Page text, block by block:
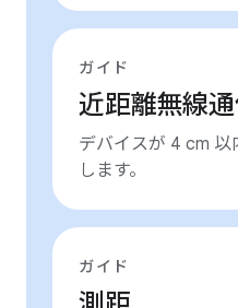
ガイド
近距離無線通
デバイスが 4 cm
します。
ガイド